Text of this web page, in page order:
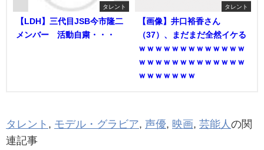
タレント
【LDH】三代目JSB今市隆二
メンバー 活動自粛・・・
タレント
【画像】井口裕香さん
（37）、まだまだ全然イケる
ｗｗｗｗｗｗｗｗｗｗｗｗｗ
ｗｗｗｗｗｗｗｗｗｗｗｗｗ
ｗｗｗｗｗｗｗ
タレント , モデル・グラビア, 声優, 映画, 芸能人 の関
連記事